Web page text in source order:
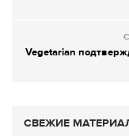
Vegetarian
СВЕЖИЕ